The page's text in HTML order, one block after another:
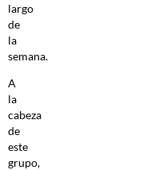
largo
de
la
semana.
A
la
cabeza
de
este
grupo,